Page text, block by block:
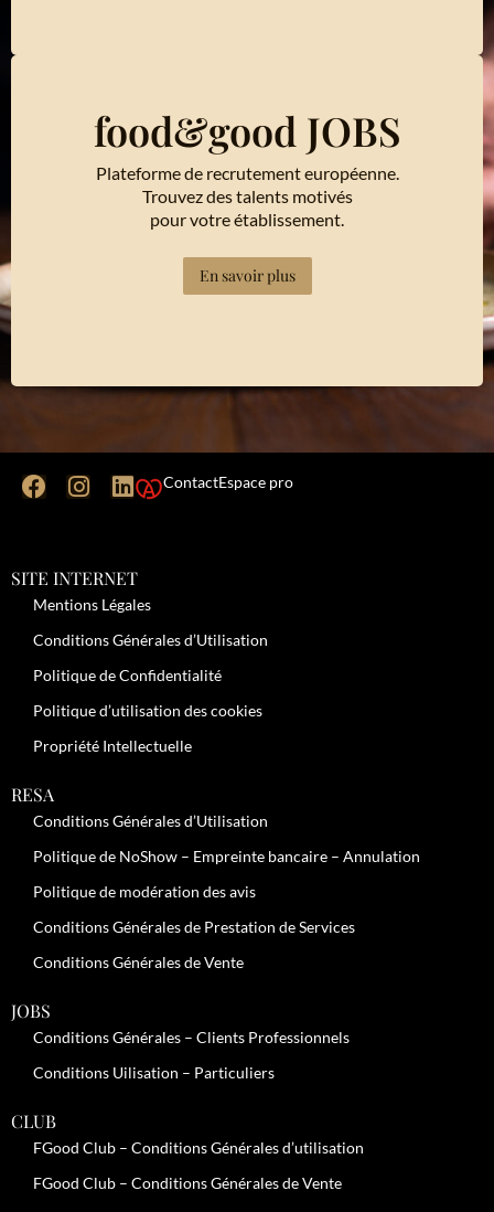
food&good JOBS
Plateforme de recrutement européenne.
Trouvez des talents motivés
pour votre établissement.
En savoir plus
ContactEspace pro
SITE INTERNET
Mentions Légales
Conditions Générales d’Utilisation
Politique de Confidentialité
Politique d’utilisation des cookies
Propriété Intellectuelle
RESA
Conditions Générales d’Utilisation
Politique de NoShow – Empreinte bancaire – Annulation
Politique de modération des avis
Conditions Générales de Prestation de Services
Conditions Générales de Vente
JOBS
Conditions Générales – Clients Professionnels
Conditions Uilisation – Particuliers
CLUB
FGood Club – Conditions Générales d’utilisation
FGood Club – Conditions Générales de Vente